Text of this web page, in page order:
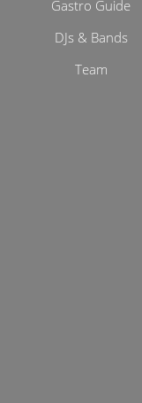
Gastro Guide
DJs & Bands
Team